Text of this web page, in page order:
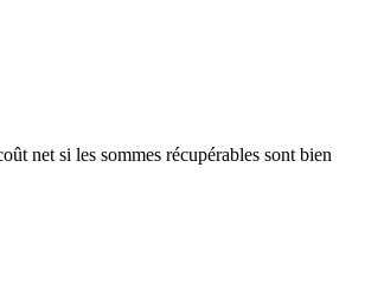
net si les sommes récupérables sont bien